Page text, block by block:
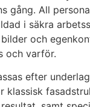
gång. All
i säkra
och
och varför.
efter
klassisk